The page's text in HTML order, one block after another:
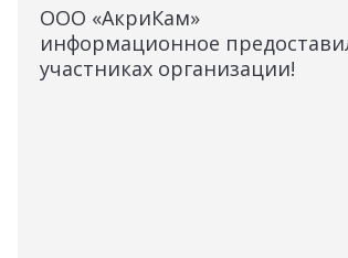
ООО «АкриКам»
информационное
участниках организации!